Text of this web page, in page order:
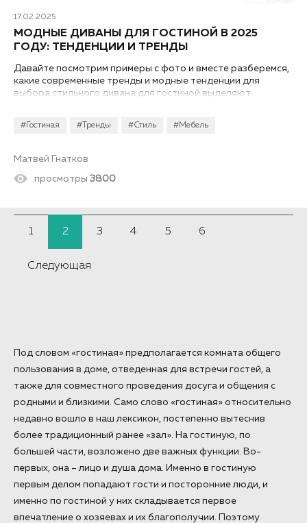
17.02.2025
#Гостиная #Тренды #Стиль #Мебель
МОДНЫЕ ДИВАНЫ ДЛЯ ГОСТИНОЙ В 2025
ГОДУ: ТЕНДЕНЦИИ И ТРЕНДЫ
Давайте посмотрим примеры с фото и вместе разберемся,
какие современные тренды и модные тенденции для
выбора стильного дивана для гостиной выделяют
Матвей Гнатков
просмотры 3800
1 2 3 4 5 6
Следующая
Под словом «гостиная» предполагается комната общего
пользования в доме, отведенная для встречи гостей, а
также для совместного проведения досуга и общения с
родными и близкими. Само слово «гостиная» относительно
недавно вошло в наш лексикон, постепенно вытеснив
более традиционный ранее «зал». На гостиную, по
большей части, возложено две важных функции. Во-
первых, она – лицо и душа дома. Именно в гостиную
первым делом попадают гости и посторонние люди, и
именно по гостиной у них складывается первое
впечатление о хозяевах и их благополучии. Поэтому